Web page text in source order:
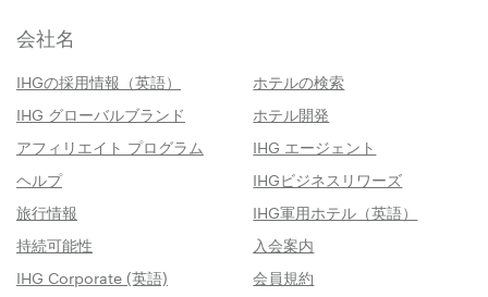
会社名
IHGの採用情報（英語）
ホテルの検索
IHG グローバルブランド
ホテル開発
アフィリエイト プログラム
IHG エージェント
ヘルプ
IHGビジネスリワーズ
旅行情報
IHG軍用ホテル（英語）
持続可能性
入会案内
IHG Corporate (英語)
会員規約